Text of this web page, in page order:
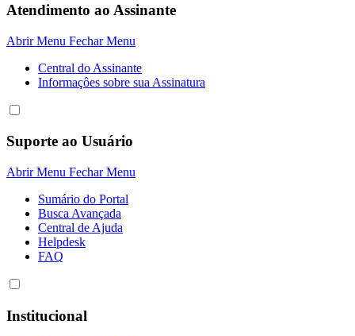
Atendimento ao Assinante
Abrir Menu Fechar Menu
Central do Assinante
Informaçôes sobre sua Assinatura
Suporte ao Usuário
Abrir Menu Fechar Menu
Sumário do Portal
Busca Avançada
Central de Ajuda
Helpdesk
FAQ
Institucional